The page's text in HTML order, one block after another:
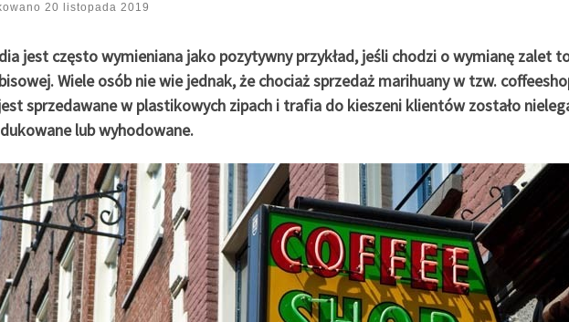
20 listopada 2019
jest często wymieniana jako pozytywny przykład, jeśli chodzi o wymianę zalet
Wiele osób nie wie jednak, że chociaż sprzedaż marihuany w tzw.
sprzedawane w plastikowych zipach i trafia do kieszeni klientów zostało
lub wyhodowane.